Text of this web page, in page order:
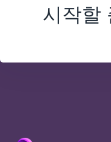
시작할